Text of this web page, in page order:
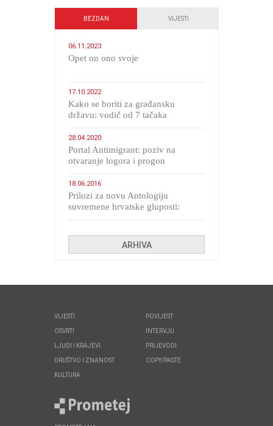
BEZDAN VIJESTI
06.11.2023
​Opet on ono svoje
17.10.2022
Kako se boriti za građansku
državu: vodič od 7 tačaka
28.04.2020
Portal Antimigrant: poziv na
otvaranje logora i progon
18.06.2016
Prilozi za novu Antologiju
suvremene hrvatske gluposti:
ARHIVA
VIJESTI
OSVRTI
LJUDI I KRAJEVI
DRUŠTVO I ZNANOST
KULTURA
POVIJEST
INTERVJU
PRIJEVODI
COPY/PASTE